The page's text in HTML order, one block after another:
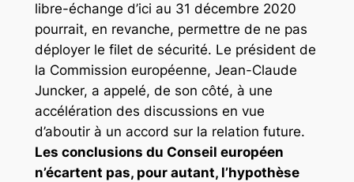
libre-échange d’ici au 31 décembre 2020
pourrait, en revanche, permettre de ne pas
déployer le filet de sécurité. Le président de
la Commission européenne, Jean-Claude
Juncker, a appelé, de son côté, à une
accélération des discussions en vue
d’aboutir à un accord sur la relation future.
Les conclusions du Conseil européen
n’écartent pas, pour autant, l’hypothèse